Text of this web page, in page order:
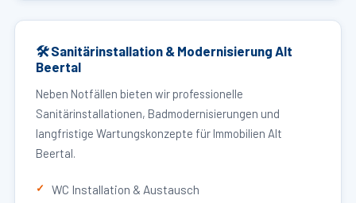
🛠 Sanitärinstallation & Modernisierung Alt
Beertal
Neben Notfällen bieten wir professionelle
Sanitärinstallationen, Badmodernisierungen und
langfristige Wartungskonzepte für Immobilien Alt
Beertal.
WC Installation & Austausch